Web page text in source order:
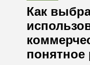
Как
понятное